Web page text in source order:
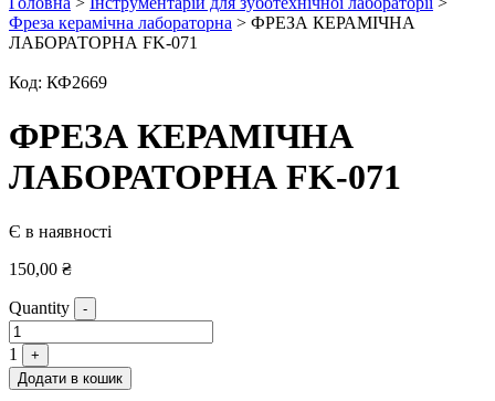
Фреза керамічна лабораторна > ФРЕЗА КЕРАМІЧНА
ЛАБОРАТОРНА FK-071
Код: КФ2669
ФРЕЗА КЕРАМІЧНА
ЛАБОРАТОРНА FK-071
Є в наявності
150,00 ₴
Quantity -
1
+
Додати в кошик